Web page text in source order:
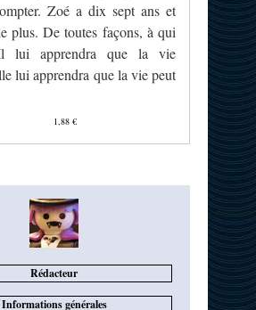
Zoé a dix sept ans et
plus. De toutes façons, à qui
lui apprendra que la vie
lui apprendra que la vie peut
1,88 €
Rédacteur
Informations générales